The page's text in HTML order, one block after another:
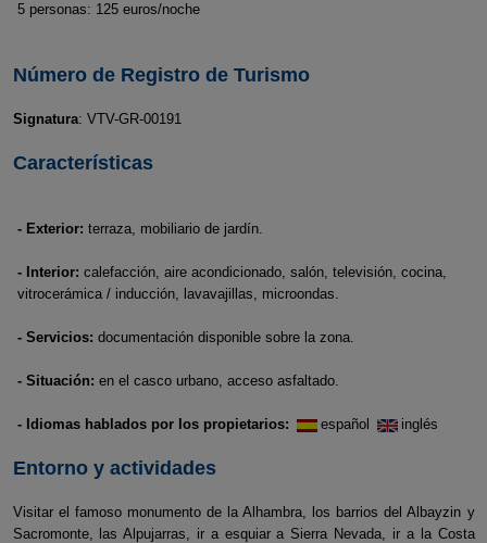
5 personas: 125 euros/noche
Número de Registro de Turismo
Signatura: VTV-GR-00191
Características
- Exterior: terraza, mobiliario de jardín.
- Interior: calefacción, aire acondicionado, salón, televisión, cocina,
vitrocerámica / inducción, lavavajillas, microondas.
- Servicios: documentación disponible sobre la zona.
- Situación: en el casco urbano, acceso asfaltado.
- Idiomas hablados por los propietarios: español inglés
Entorno y actividades
Visitar el famoso monumento de la Alhambra, los barrios del Albayzin y
Sacromonte, las Alpujarras, ir a esquiar a Sierra Nevada, ir a la Costa